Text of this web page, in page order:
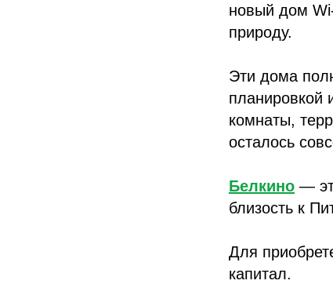
новый дом
природу.
Эти дома
планировкой
комнаты,
осталось
Белкино —
близость к
Для
капитал.